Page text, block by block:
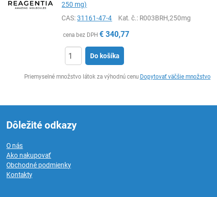
250 mg)
CAS:31161-47-4 Kat. č.: R003BRH,250mg
cena bez DPH € 340,77
Do košíka
Priemyselné množstvo látok za výhodnú cenu Dopytovať väčšie množstvo
Dôležité odkazy
O nás
Ako nakupovať
Obchodné podmienky
Kontakty